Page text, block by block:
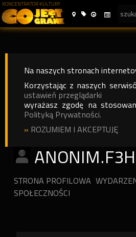
KONCENTRATOR KULTURY
Na naszych stronach
Korzystając z naszych
ustawień przeglądarki
wyrażasz zgodę na
Polityką Prywatności.
» ROZUMIEM I AKCEPTUJĘ
ANONIM.F3H
STRONA PROFILOWA
SPOŁECZNOŚCI